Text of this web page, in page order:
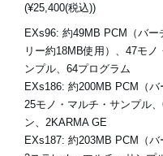
(¥25,400(税込))
EXs96: 約49MB PCM（バー
リー約18MB使用）、47モノ
ンプル、64プログラム
EXs186: 約200MB PCM（バ
25モノ・マルチ・サンプル
ン、2KARMA GE
EXs187: 約203MB PCM（バ